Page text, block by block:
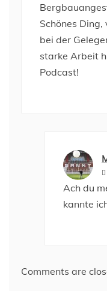
Schönes Ding,
bei der
starke Arbeit
Podcast!
Ach du
kannte
Comments are